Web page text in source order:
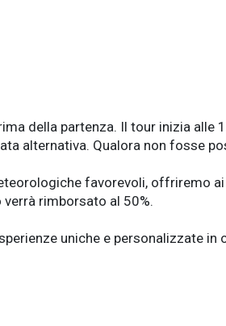
della partenza. Il tour inizia alle
alternativa. Qualora non fosse
favorevoli, offriremo
rimborsato al 50%.
uniche e personalizzate in